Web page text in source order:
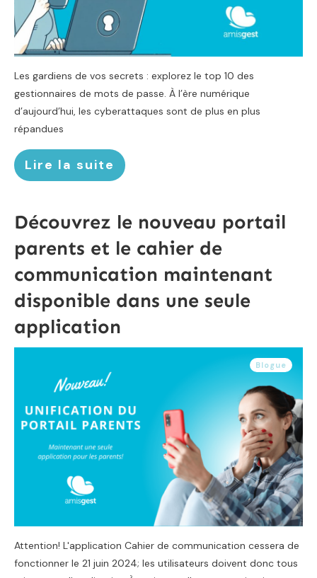
Les gardiens de vos secrets : explorez le top 10 des
gestionnaires de mots de passe. À l’ère numérique
d’aujourd’hui, les cyberattaques sont de plus en plus
répandues
Lire la suite
Découvrez le nouveau portail
parents et le cahier de
communication maintenant
disponible dans une seule
application
Blogue
Attention! L'application Cahier de communication cessera de
fonctionner le 21 juin 2024; les utilisateurs doivent donc tous